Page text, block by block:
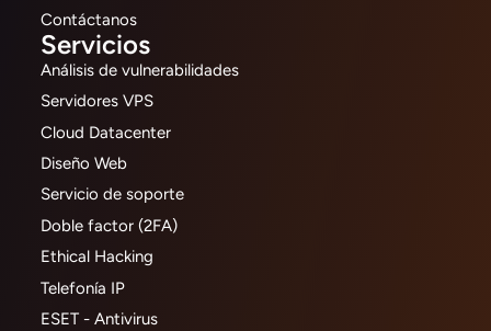
Contáctanos
Servicios
Análisis de vulnerabilidades
Servidores VPS
Cloud Datacenter
Diseño Web
Servicio de soporte
Doble factor (2FA)
Ethical Hacking
Telefonía IP
ESET - Antivirus